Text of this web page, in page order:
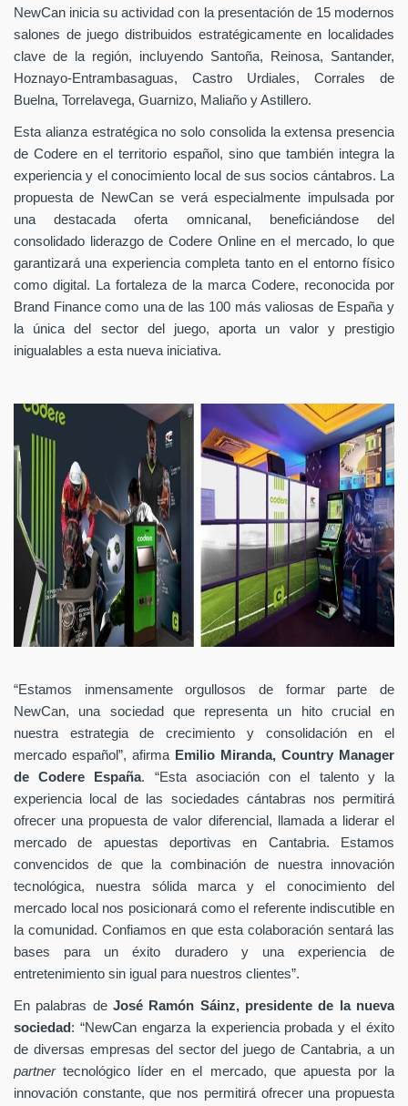
NewCan inicia su actividad con la presentación de 15 modernos
salones de juego distribuidos estratégicamente en localidades
clave de la región, incluyendo Santoña, Reinosa, Santander,
Hoznayo-Entrambasaguas, Castro Urdiales, Corrales de
Buelna, Torrelavega, Guarnizo, Maliaño y Astillero.
Esta alianza estratégica no solo consolida la extensa presencia
de Codere en el territorio español, sino que también integra la
experiencia y el conocimiento local de sus socios cántabros. La
propuesta de NewCan se verá especialmente impulsada por
una destacada oferta omnicanal, beneficiándose del
consolidado liderazgo de Codere Online en el mercado, lo que
garantizará una experiencia completa tanto en el entorno físico
como digital. La fortaleza de la marca Codere, reconocida por
Brand Finance como una de las 100 más valiosas de España y
la única del sector del juego, aporta un valor y prestigio
inigualables a esta nueva iniciativa.
“Estamos inmensamente orgullosos de formar parte de
NewCan, una sociedad que representa un hito crucial en
nuestra estrategia de crecimiento y consolidación en el
mercado español”, afirma Emilio Miranda, Country Manager
de Codere España. “Esta asociación con el talento y la
experiencia local de las sociedades cántabras nos permitirá
ofrecer una propuesta de valor diferencial, llamada a liderar el
mercado de apuestas deportivas en Cantabria. Estamos
convencidos de que la combinación de nuestra innovación
tecnológica, nuestra sólida marca y el conocimiento del
mercado local nos posicionará como el referente indiscutible en
la comunidad. Confiamos en que esta colaboración sentará las
bases para un éxito duradero y una experiencia de
entretenimiento sin igual para nuestros clientes”.
En palabras de José Ramón Sáinz, presidente de la nueva
sociedad : “NewCan engarza la experiencia probada y el éxito
de diversas empresas del sector del juego de Cantabria, a un
partnertecnológico líder en el mercado, que apuesta por la
innovación constante, que nos permitirá ofrecer una propuesta